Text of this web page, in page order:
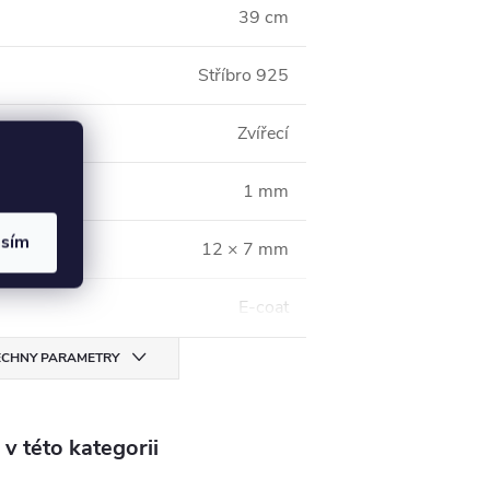
39 cm
Stříbro 925
Zvířecí
1 mm
12 × 7 mm
E-coat
PARAMETRY
této kategorii